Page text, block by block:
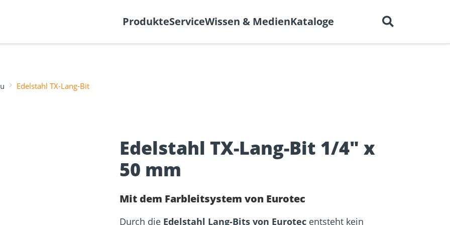
Deutsch
ProdukteService
Schraubenfinder
Wissen & Medien
Terrassendielen
Kataloge
Edelstahl TX-Lang-Bit
Edelstahl TX-Lang-Bit 1/4" x
50 mm
Mit dem Farbleitsystem von Eurotec
Durch die Edelstahl Lang-Bits von Eurotec entsteht kein